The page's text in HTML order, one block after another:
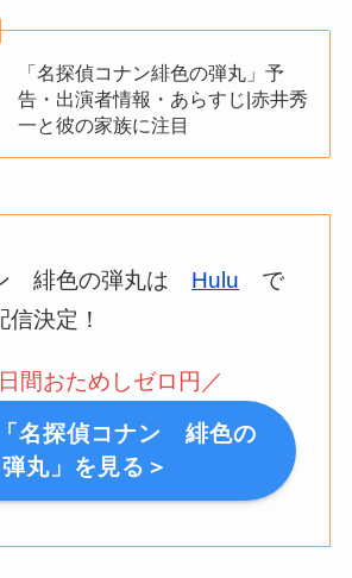
「名探偵コナン緋色の弾丸」予
告・出演者情報・あらすじ|赤井秀
一と彼の家族に注目
緋色の弾丸は Hulu で
決定！
間おためしゼロ円／
名探偵コナン 緋色の
弾丸」を見る＞